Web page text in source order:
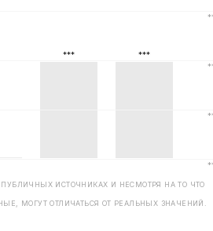
ИСТОЧНИКАХ И НЕСМОТРЯ НА ТО ЧТО
МОГУТ ОТЛИЧАТЬСЯ ОТ РЕАЛЬНЫХ ЗНАЧЕНИЙ.